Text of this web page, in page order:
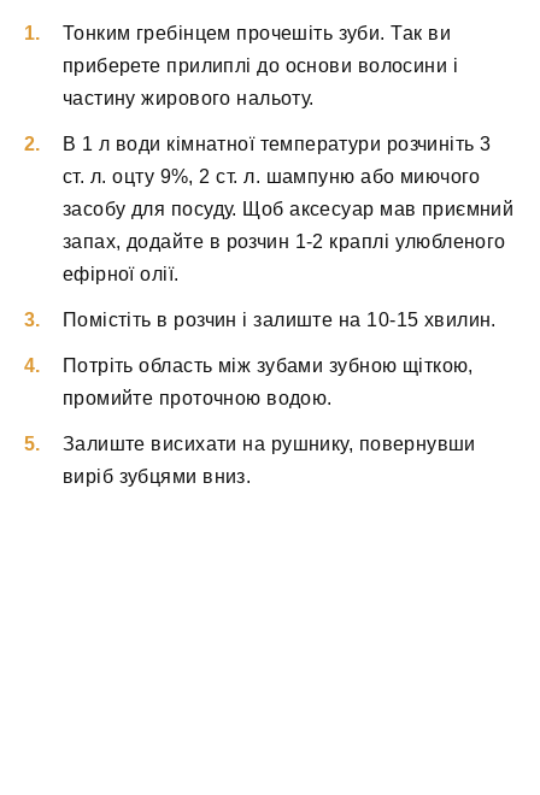
Тонким гребінцем прочешіть зуби. Так ви
приберете прилиплі до основи волосини і
частину жирового нальоту.
В 1 л води кімнатної температури розчиніть 3
ст. л. оцту 9%, 2 ст. л. шампуню або миючого
засобу для посуду. Щоб аксесуар мав приємний
запах, додайте в розчин 1-2 краплі улюбленого
ефірної олії.
Помістіть в розчин і залиште на 10-15 хвилин.
Потріть область між зубами зубною щіткою,
промийте проточною водою.
Залиште висихати на рушнику, повернувши
виріб зубцями вниз.